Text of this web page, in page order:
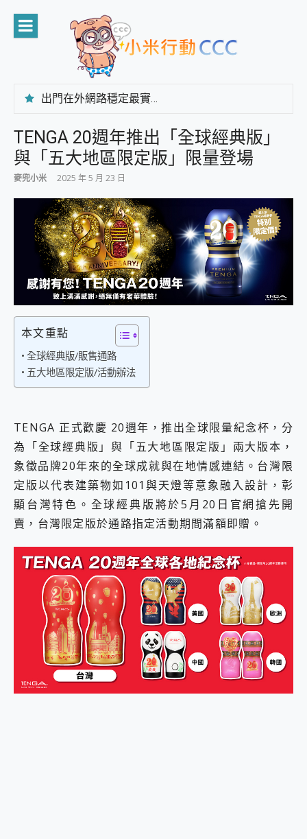
content
出門在外網路穩定最實在 「台灣大哥大」榮獲 4G/5G 在線率全球 NO.3 全台第一與全台六冠王實測心得，走到哪順到哪！
CP 值天花板~ Bongcom BS5 足球君開箱~ 短焦投影機 3千元就能擁有！ 折扣碼在這～
專為 PC上的 XBOX和掌機設計的 FireCuda X1070 SSD 固態硬碟開箱 評測
台灣製攝影機在這裡，100%全無線設計 SpotCam Solo Eco 太陽能防水雲端攝影機 SpotCam Solo 3 2.5K高畫質戶外攝影機 開箱 評測
AI 支付 一錶搞定大小事 Xiaomi Watch 5 開箱 評測
超驚艷 讓人一眼就愛上 LENOVO 聯想 Yoga Book 9 14吋 AI輕薄筆電 開箱 評測
美到讓人超想擁有 moto pad 60 系列 與 Moto | Swarovski razr 60 冰藍限定版本 開箱 評測
好用的 EaseUS Partition Master 讓您輕鬆的移除與格式化有防寫保護的隨身碟或SD卡
一鍵修復模糊影片、舊照的 AI 好幫手! VideoProc Converter AI 新版全解析 × 年末優惠，一篇全看懂
小朋友才做選擇 投影機 RGB藍牙音響 氛圍情境燈 我通通都要！ Starfish 2 幻彩膠囊投影機｜結合「 智慧投影 & 煥彩流動 」的沈浸式生活新體驗
外型超吸晴~ 給您絕佳操控體驗 GravaStar Mercury K1 系列 異星機械鍵盤與 Mercury X 系列 輕量無線電競滑鼠 開箱 評測
超好用的 PLAUD NotePin AI 智慧錄音膠囊~ 您的AI 秘書已上線 每月免費送你 300分鐘轉寫
COMPUTEX 2025 來囉！AGI亞奇雷 AI・Gaming・創作儲存方案登場，趕快來AGI亞奇雷挑戰任務抽 PS5！
自帶線的 有線無線都能充 ONPRO MagReact M5 10000mAh 5合1 磁吸無線急速行動電源 開箱 評測
飛利浦 JS7310 ⚡【電急便｜行動儲能救車電源】 可靠的旅行夥伴！帶給您優異的安全性與強大供電效能
是螢幕也是電視! 一機超多用途「MSI微星 Modern MD272UPSW 27型」 4K IPS 輕薄商用智慧聯網螢幕 開箱 評測
您的專屬AI 助手 Yoga Slim 7 Aura Edition 觸控AI筆電 開箱 評測
realme 14 Pro 超硬軍規、冰感變色實測，realme 14 5G 遊戲戰鬥值爆表，效能x娛樂全都要！
動靜皆宜「HUAWEI FreeArc」開放式耳掛耳機，無感配戴! 超穩超服貼，音質、通話也很優質
好玩好拍 vivo V50 ~ 口袋裡的 Zeiss 潮流攝影棚!
25種洗烘模式一機搞定! Roborock 衣莉莎白 H1 Neo分子篩洗脫烘 AI 滾筒洗衣機
給 MSI Claw 系列電競掌機 最完美的家 MSI Nest Docking Station 掌機專屬擴充底座 開箱 評測
B&O 精品級音響! Home+ 中嘉寬頻 SoundBox 劇院串流盒 開箱 評測
2億 APO蔡司長焦神機降臨~ vivo X200 Pro、vivo X200 就是這麼好拍
EaseUS Vocal Remover 免費線上去聲器一鍵去除人聲 人聲 音樂分離 2024 消除人聲推薦
3 個超值 MHN 飛人工具分享~~ iToolab AnyGo 魔物獵人 Now飛人 ios教學 不出門也可以到處走
Locawhere AnyTo 寶可夢飛人 AnyTo 不出門也可以飛遍全世界
TENGA 20週年推出「全球經典版」
與「五大地區限定版」限量登場
麥兜小米 2025 年 5 月 23 日
本文重點
全球經典版/販售通路
五大地區限定版/活動辦法
TENGA 正式歡慶 20週年，推出全球限量紀念杯，分
為「全球經典版」與「五大地區限定版」兩大版本，
象徵品牌20年來的全球成就與在地情感連結。台灣限
定版以代表建築物如101與天燈等意象融入設計，彰
顯台灣特色。全球經典版將於5月20日官網搶先開
賣，台灣限定版於通路指定活動期間滿額即贈。